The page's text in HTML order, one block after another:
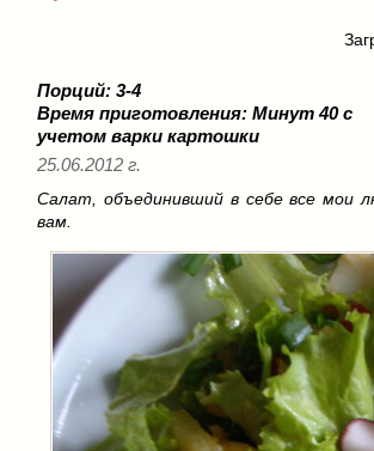
Порций: 3-4
Время приготовления:Минут 40 с
учетом варки картошки
25.06.2012 г.
Салат, объединивший в себе все мои
вам.